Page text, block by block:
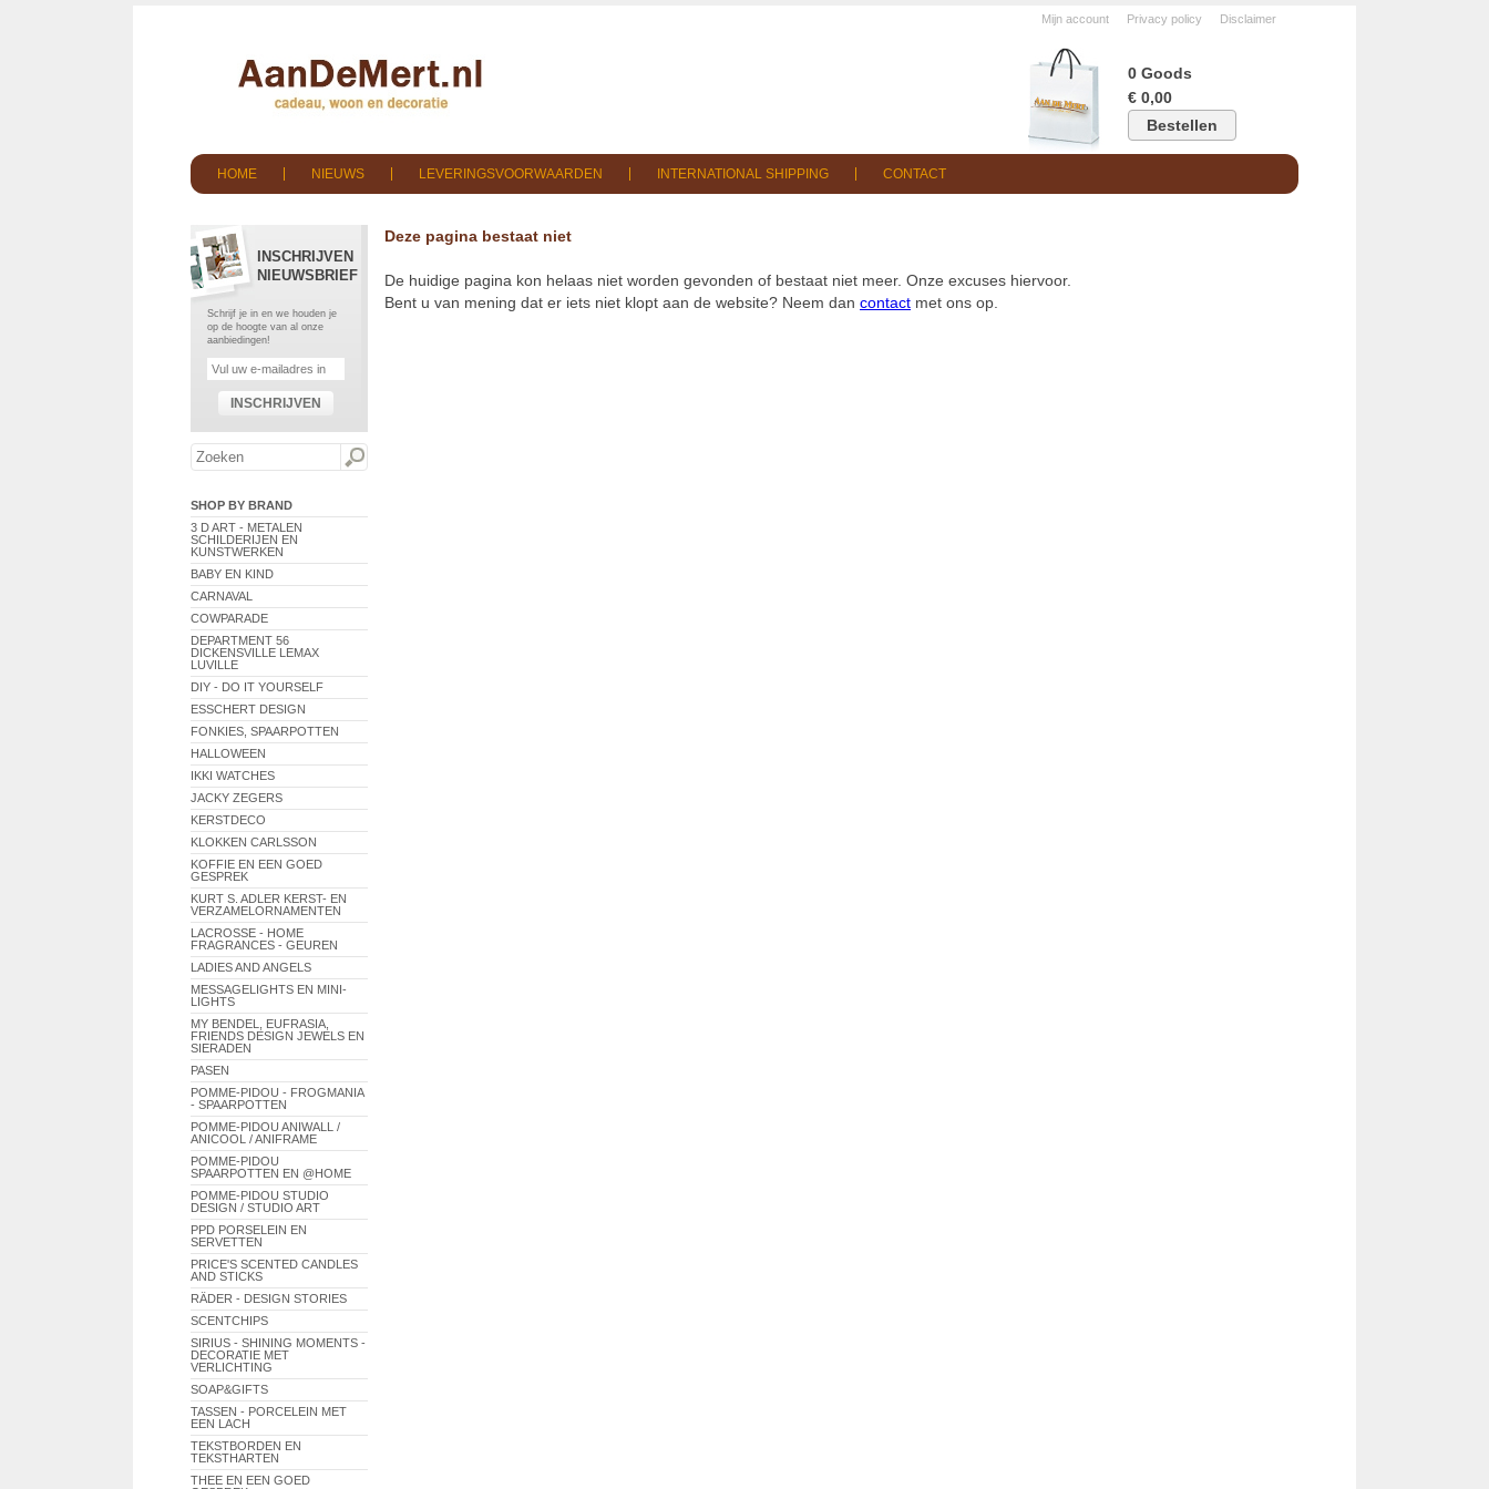
Mijn account Privacy policy Disclaimer
0 Goods
€ 0,00
Bestellen
HOME NIEUWS LEVERINGSVOORWAARDEN INTERNATIONAL SHIPPING CONTACT
INSCHRIJVEN
NIEUWSBRIEF
Schrijf je in en we houden je
op de hoogte van al onze
aanbiedingen!
INSCHRIJVEN
SHOP BY BRAND
3 D ART - METALEN
SCHILDERIJEN EN
KUNSTWERKEN
BABY EN KIND
CARNAVAL
COWPARADE
DEPARTMENT 56
DICKENSVILLE LEMAX
LUVILLE
DIY - DO IT YOURSELF
ESSCHERT DESIGN
FONKIES, SPAARPOTTEN
HALLOWEEN
IKKI WATCHES
JACKY ZEGERS
KERSTDECO
KLOKKEN CARLSSON
KOFFIE EN EEN GOED
GESPREK
KURT S. ADLER KERST- EN
VERZAMELORNAMENTEN
LACROSSE - HOME
FRAGRANCES - GEUREN
LADIES AND ANGELS
MESSAGELIGHTS EN MINI-
LIGHTS
MY BENDEL, EUFRASIA,
FRIENDS DESIGN JEWELS EN
SIERADEN
PASEN
POMME-PIDOU - FROGMANIA
- SPAARPOTTEN
POMME-PIDOU ANIWALL /
ANICOOL / ANIFRAME
POMME-PIDOU
SPAARPOTTEN EN @HOME
POMME-PIDOU STUDIO
DESIGN / STUDIO ART
PPD PORSELEIN EN
SERVETTEN
PRICE'S SCENTED CANDLES
AND STICKS
RÄDER - DESIGN STORIES
SCENTCHIPS
SIRIUS - SHINING MOMENTS -
DECORATIE MET
VERLICHTING
SOAP&GIFTS
TASSEN - PORCELEIN MET
EEN LACH
TEKSTBORDEN EN
TEKSTHARTEN
THEE EN EEN GOED
Deze pagina bestaat niet
De huidige pagina kon helaas niet worden gevonden of bestaat niet meer. Onze excuses hiervoor.
Bent u van mening dat er iets niet klopt aan de website? Neem dan contact met ons op.